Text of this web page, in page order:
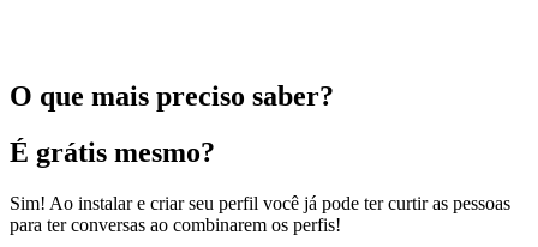
O que mais preciso saber?
É grátis mesmo?
Sim! Ao instalar e criar seu perfil você já pode ter curtir as pessoas
para ter conversas ao combinarem os perfis!